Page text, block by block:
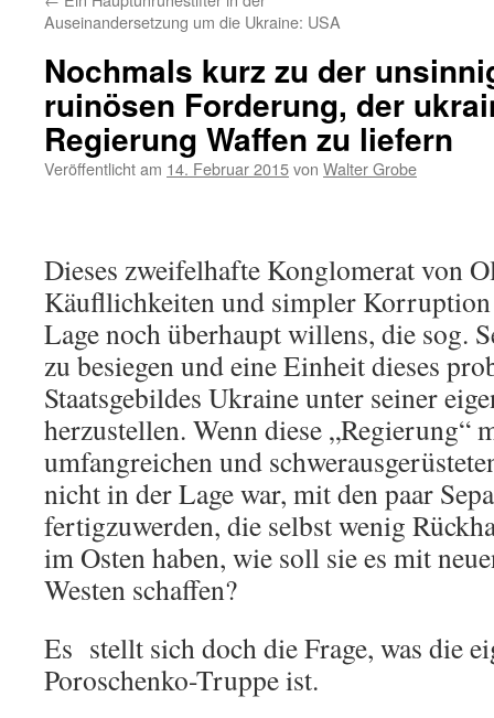
Auseinandersetzung um die Ukraine: USA
Nochmals kurz zu der
ruinösen Forderung, der
Regierung Waffen zu liefern
Veröffentlicht am 14. Februar 2015von Walter Grobe
Dieses zweifelhafte Konglomerat von
Käufllichkeiten und simpler
Lage noch überhaupt willens, die sog.
zu besiegen und eine Einheit dieses
Staatsgebildes Ukraine unter seiner
herzustellen. Wenn diese „Regierung“
umfangreichen und
nicht in der Lage war, mit den paar
fertigzuwerden, die selbst wenig
im Osten haben, wie soll sie es mit
Westen schaffen?
Es stellt sich doch die Frage, was die
Poroschenko-Truppe ist.